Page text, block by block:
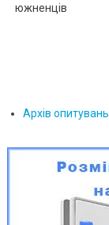
южненців
Архів опитувань